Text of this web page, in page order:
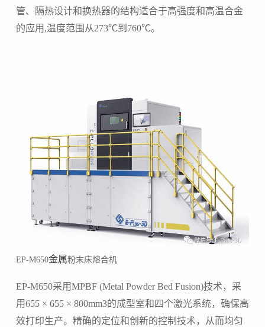
管、隔热设计和换热器的结构适合于高强度和高温合金
的应用,温度范围从273℃到760℃。
EP-M650金属粉末床熔合机
EP-M650采用MPBF (Metal Powder Bed Fusion)技术，采
用655 × 655 × 800mm3的成型室和四个激光系统，确保高
效打印生产。精确的定位和创新的控制技术，从而均匀